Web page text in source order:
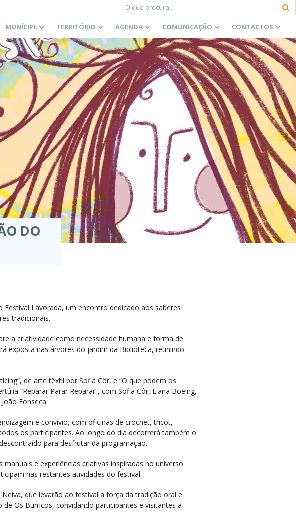
MUNÍCIPE TERRITÓRIO AGENDA COMUNICAÇÃO CONTACTOS
DO
Lavorada, um encontro dedicado aos saberes
tradicionais.
a criatividade como necessidade humana e forma de
exposta nas árvores do jardim da Biblioteca, reunindo
de arte têxtil por Sofia Côr, e “O que podem os
“Reparar Parar Reparar”, com Sofia Côr, Liana Boeing,
Fonseca.
e convívio, com oficinas de crochet, tricot,
os participantes. Ao longo do dia decorrerá também o
para desfrutar da programação.
e experiências criativas inspiradas no universo
nas restantes atividades do festival.
que levarão ao festival a força da tradição oral e
Os Burricos, convidando participantes e visitantes a